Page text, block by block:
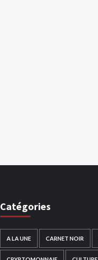
Catégories
A LA UNE CARNET NOIR